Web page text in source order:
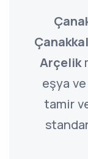
Arçelik
eşya
tamir